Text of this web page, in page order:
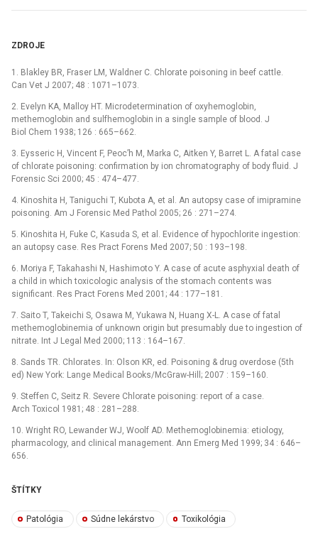
ZDROJE
1. Blakley BR, Fraser LM, Waldner C. Chlorate poisoning in beef cattle.
Can Vet J 2007; 48 : 1071–1073.
2. Evelyn KA, Malloy HT. Microdetermination of oxyhemoglobin,
methemoglobin and sulfhemoglobin in a single sample of blood. J
Biol Chem 1938; 126 : 665–662.
3. Eysseric H, Vincent F, Peoc’h M, Marka C, Aitken Y, Barret L. A fatal case
of chlorate poisoning: confirmation by ion chromatography of body fluid. J
Forensic Sci 2000; 45 : 474–477.
4. Kinoshita H, Taniguchi T, Kubota A, et al. An autopsy case of imipramine
poisoning. Am J Forensic Med Pathol 2005; 26 : 271–274.
5. Kinoshita H, Fuke C, Kasuda S, et al. Evidence of hypochlorite ingestion:
an autopsy case. Res Pract Forens Med 2007; 50 : 193–198.
6. Moriya F, Takahashi N, Hashimoto Y. A case of acute asphyxial death of
a child in which toxicologic analysis of the stomach contents was
significant. Res Pract Forens Med 2001; 44 : 177–181.
7. Saito T, Takeichi S, Osawa M, Yukawa N, Huang X-L. A case of fatal
methemoglobinemia of unknown origin but presumably due to ingestion of
nitrate. Int J Legal Med 2000; 113 : 164–167.
8. Sands TR. Chlorates. In: Olson KR, ed. Poisoning & drug overdose (5th
ed) New York: Lange Medical Books/McGraw-Hill; 2007 : 159–160.
9. Steffen C, Seitz R. Severe Chlorate poisoning: report of a case.
Arch Toxicol 1981; 48 : 281–288.
10. Wright RO, Lewander WJ, Woolf AD. Methemoglobinemia: etiology,
pharmacology, and clinical management. Ann Emerg Med 1999; 34 : 646–
656.
ŠTÍTKY
Patológia Súdne lekárstvo Toxikológia